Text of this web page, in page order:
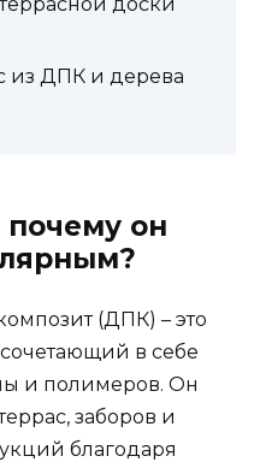
из ДПК и дерева
он
(ДПК) – это
в себе
и полимеров. Он
заборов и
благодаря